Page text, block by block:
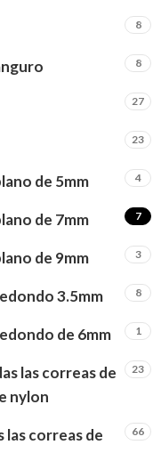
8
8
27
23
de 5mm 4
de 7mm 7
de 9mm 3
3.5mm 8
de 6mm 1
las correas de
nylon
23
las correas de
66